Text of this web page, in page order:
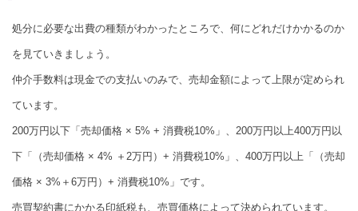
処分に必要な出費の種類がわかったところで、何にどれだけかかるのか
を見ていきましょう。
仲介手数料は現金での支払いのみで、売却金額によって上限が定められ
ています。
200万円以下「売却価格 × 5% + 消費税10%」、200万円以上400万円以
下「（売却価格 × 4% ＋2万円）+ 消費税10%」、400万円以上「（売却
価格 × 3%＋6万円）+ 消費税10%」です。
売買契約書にかかる印紙税も、売買価格によって決められています。